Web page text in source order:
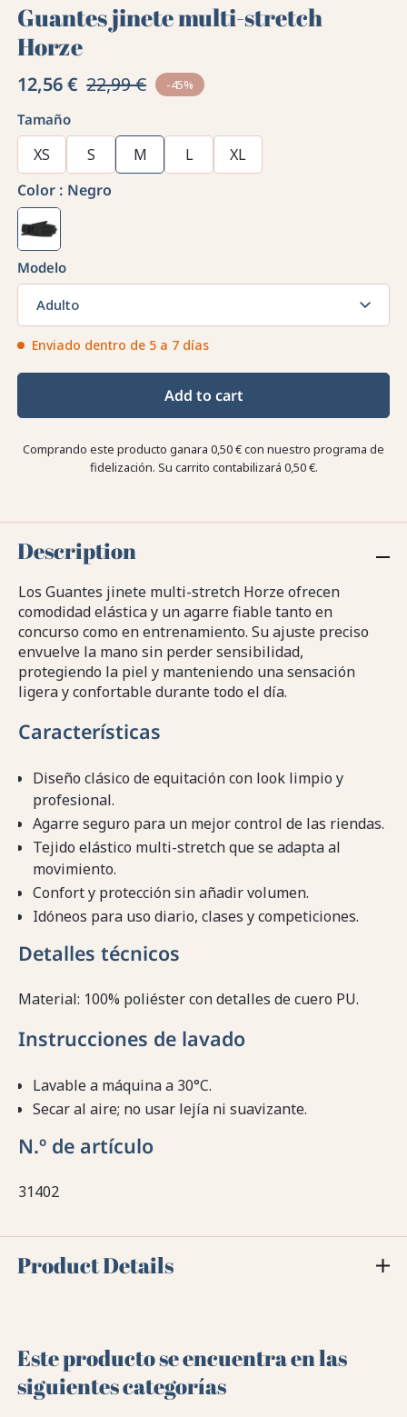
Guantes jinete multi-stretch
Horze
12,56 € 22,99 € -45%
Tamaño
XS S M L
XL
Color : Negro
Modelo
Adulto
Enviado dentro de 5 a 7 días
Add to cart
Comprando este producto ganara 0,50 €con nuestro programa de
fidelización. Su carrito contabilizará 0,50 €.
Description
Los Guantes jinete multi-stretch Horze ofrecen
comodidad elástica y un agarre fiable tanto en
concurso como en entrenamiento. Su ajuste preciso
envuelve la mano sin perder sensibilidad,
protegiendo la piel y manteniendo una sensación
ligera y confortable durante todo el día.
Características
Diseño clásico de equitación con look limpio y
profesional.
Agarre seguro para un mejor control de las riendas.
Tejido elástico multi-stretch que se adapta al
movimiento.
Confort y protección sin añadir volumen.
Idóneos para uso diario, clases y competiciones.
Detalles técnicos
Material: 100% poliéster con detalles de cuero PU.
Instrucciones de lavado
Lavable a máquina a 30°C.
Secar al aire; no usar lejía ni suavizante.
N.º de artículo
31402
Product Details
Este producto se encuentra en las
siguientes categorías